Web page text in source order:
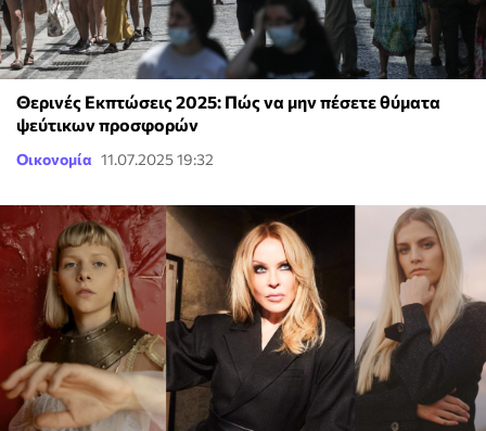
Θερινές Εκπτώσεις 2025: Πώς να μην πέσετε θύματα
ψεύτικων προσφορών
Οικονομία 11.07.2025 19:32